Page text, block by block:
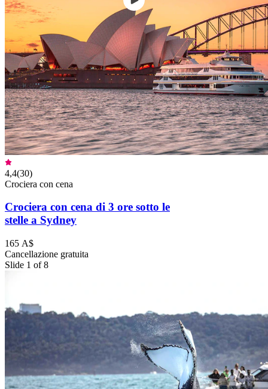
4,4(30)
Crociera con cena
Crociera con cena di 3 ore sotto le
stelle a Sydney
165 A$
Cancellazione gratuita
Slide 1 of 8